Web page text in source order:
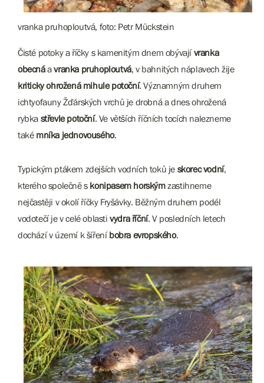
vranka pruhoploutvá, foto: Petr Mückstein
Čisté potoky a říčky s kamenitým dnem obývajívranka
obecnáavranka pruhoploutvá, v bahnitých náplavech žije
kriticky ohrožená mihule potoční. Významným druhem
ichtyofauny Žďárských vrchů je drobná a dnes ohrožená
rybka střevle potoční. Ve větších říčních tocích nalezneme
také mníka jednovousého.
Typickým ptákem zdejších vodních toků je skorec vodní,
kterého společně s konipasem horskýmzastihneme
nejčastěji v okolí říčky Fryšávky. Běžným druhem podél
vodotečí je v celé oblastivydra říční. V posledních letech
dochází v území k šířeníbobra evropského.